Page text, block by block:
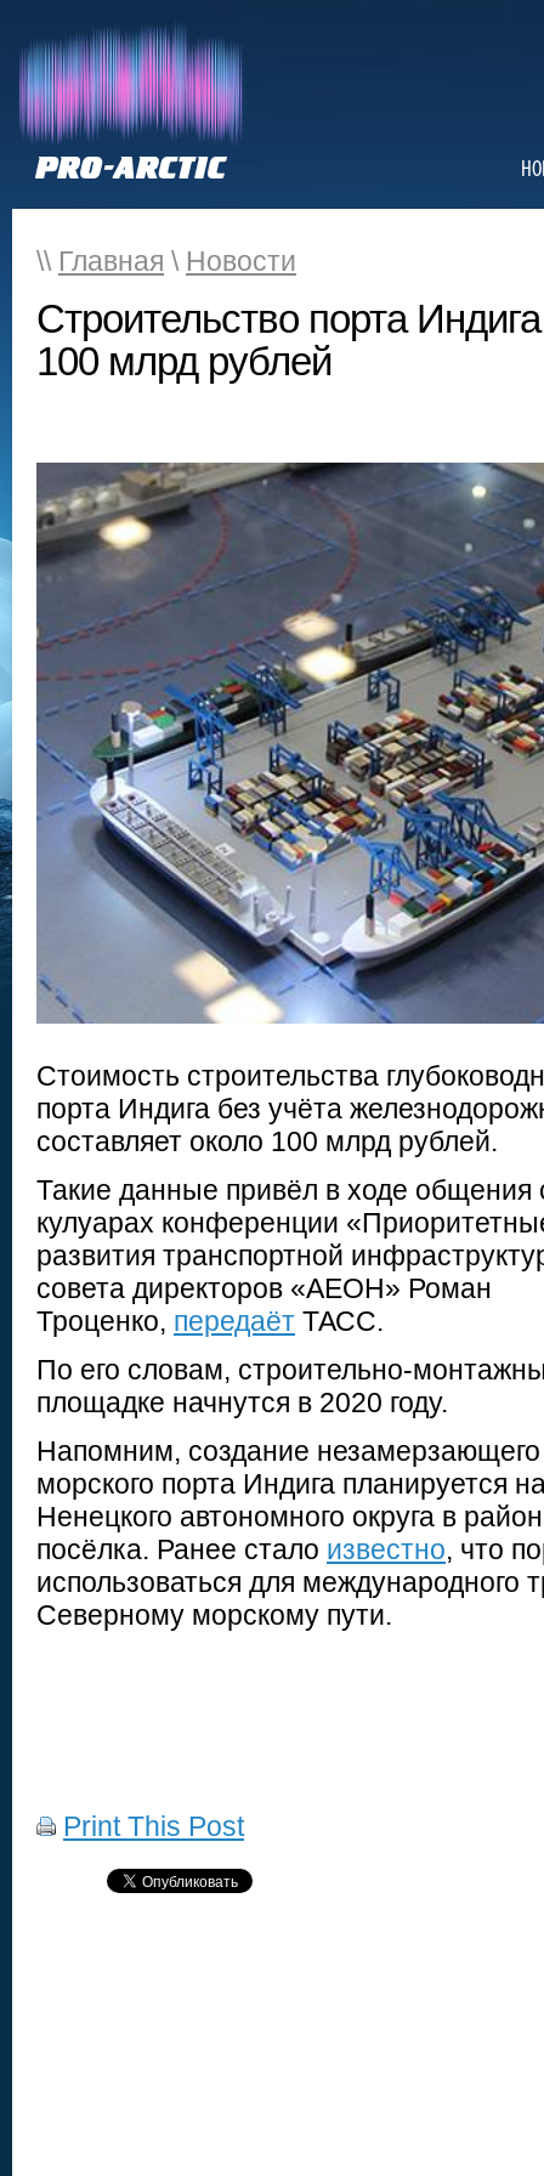
\\ Главная \ Новости
Строительство порта
100 млрд рублей
Стоимость строительства
порта Индига без учёта
составляет около 100 млрд рублей.
Такие данные привёл в ходе общения
кулуарах конференции
развития транспортной
совета директоров «АЕОН» Роман
Троценко, передаёт ТАСС.
По его словам, строительно-
площадке начнутся в 2020 году.
Напомним, создание незамерзающего
морского порта Индига планируется
Ненецкого автономного округа в
посёлка. Ранее стало известно, что
использоваться для международного
Северному морскому пути.
Print This Post